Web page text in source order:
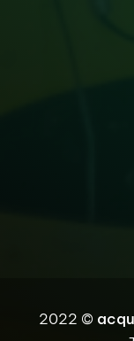
2022 ©